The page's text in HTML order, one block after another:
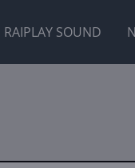
RAIPLAY SOUND